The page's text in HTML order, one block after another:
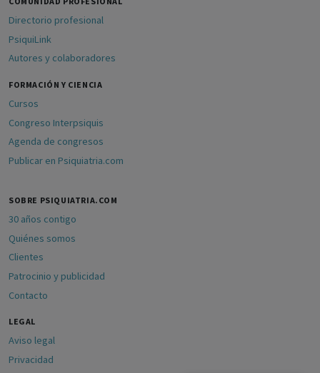
Directorio profesional
PsiquiLink
Autores y colaboradores
FORMACIÓN Y CIENCIA
Cursos
Congreso Interpsiquis
Agenda de congresos
Publicar en Psiquiatria.com
SOBRE PSIQUIATRIA.COM
30 años contigo
Quiénes somos
Clientes
Patrocinio y publicidad
Contacto
LEGAL
Aviso legal
Privacidad